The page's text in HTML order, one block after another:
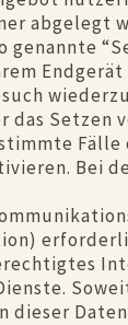
abgelegt
Bei
Soweit
dieser